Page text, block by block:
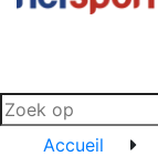
Accueil